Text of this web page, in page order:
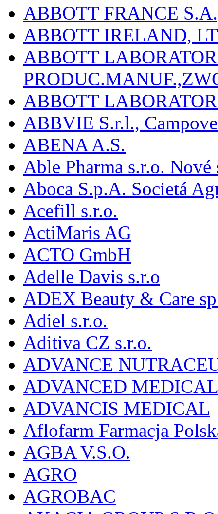
ABBOTT FRANCE
ABBOTT IRELAND,
ABBOTT
ABBOTT
ABBVIE S.r.l.,
ABENA A.S.
Able Pharma s.r.o.
Aboca S.p.A. Societá
Acefill s.r.o.
ActiMaris AG
ACTO GmbH
Adelle Davis s.r.o
ADEX Beauty & Care
Adiel s.r.o.
Aditiva CZ s.r.o.
ADVANCE
ADVANCED
ADVANCIS MEDICAL
Aflofarm Farmacja
AGBA V.S.O.
AGRO
AGROBAC